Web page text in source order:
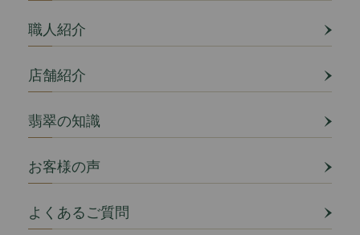
職人紹介
店舗紹介
翡翠の知識
お客様の声
よくあるご質問